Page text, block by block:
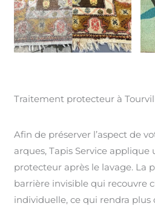
Traitement protecteur à
Afin de préserver l’aspect de
arques, Tapis Service
protecteur après le lavage. La
barrière invisible qui recouvre
individuelle, ce qui rendra